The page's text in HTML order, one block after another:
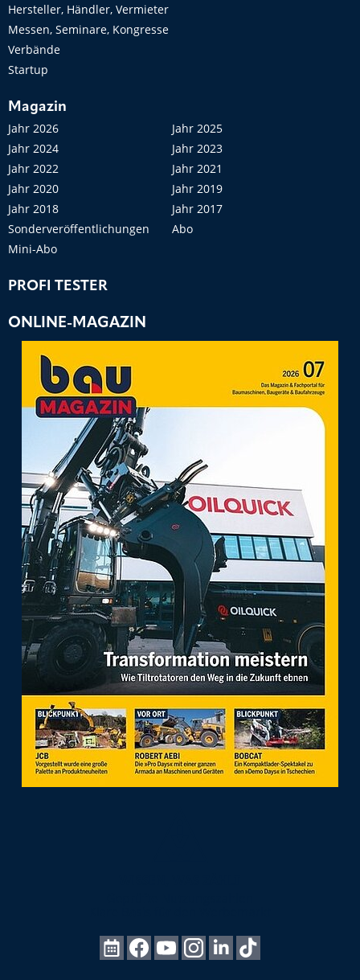
Hersteller, Händler, Vermieter
Messen, Seminare, Kongresse
Verbände
Startup
Magazin
Jahr 2026
Jahr 2025
Jahr 2024
Jahr 2023
Jahr 2022
Jahr 2021
Jahr 2020
Jahr 2019
Jahr 2018
Jahr 2017
Sonderveröffentlichungen
Abo
Mini-Abo
PROFI TESTER
ONLINE-MAGAZIN